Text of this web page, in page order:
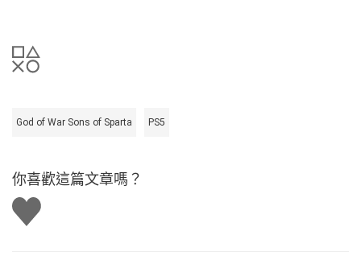
God of War Sons of Sparta PS5
你喜歡這篇文章嗎？
讚